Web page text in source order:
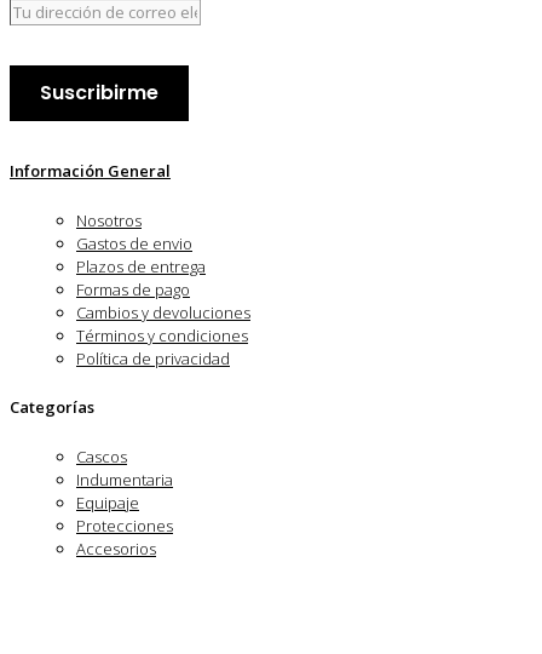
Información General
Nosotros
Gastos de envio
Plazos de entrega
Formas de pago
Cambios y devoluciones
Términos y condiciones
Política de privacidad
Categorías
Cascos
Indumentaria
Equipaje
Protecciones
Accesorios